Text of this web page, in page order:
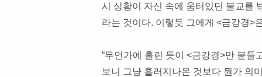
시 상황이 자신 속에 움터있던 불교를
라는 것이다. 이렇듯 그에게 <금강경>
“무언가에 홀린 듯이 <금강경>만 붙
보니 그냥 흘러지나온 것보다 뭔가 의